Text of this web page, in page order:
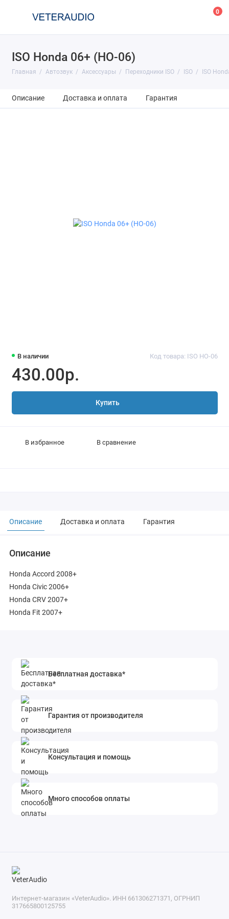
0
ISO Honda 06+ (HO-06)
Главная Автозвук Аксессуары Переходники ISO ISO ISO
Описание Доставка и оплата Гарантия
В наличии Код товара: ISO HO-06
430.00р.
Купить
В избранное В сравнение
Описание Доставка и оплата Гарантия
Описание
Honda Accord 2008+
Honda Civic 2006+
Honda CRV 2007+
Honda Fit 2007+
Бесплатная доставка*
Гарантия от производителя
Консультация и помощь
Много способов оплаты
Интернет-магазин «VeterAudio». ИНН 661306271371, ОГРНИП
317665800125755